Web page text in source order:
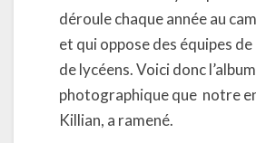
déroule chaque année au
et qui oppose des équipes
de lycéens. Voici donc l’album
photographique que notre
Killian, a ramené.